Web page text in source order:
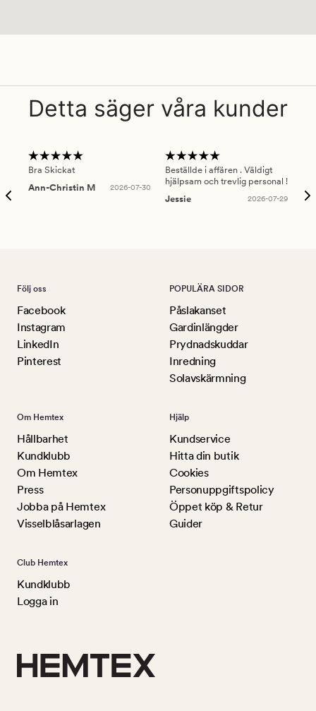
Detta säger våra kunder
Bra Skickat
Ann-Christin M
2026-07-30
Beställde i affären . Väldigt
hjälpsam och trevlig personal !
Jessie
2026-07-29
Följ oss
Facebook
Instagram
LinkedIn
Pinterest
POPULÄRA SIDOR
Påslakanset
Gardinlängder
Prydnadskuddar
Inredning
Solavskärmning
Om Hemtex
Hållbarhet
Kundklubb
Om Hemtex
Press
Jobba på Hemtex
Visselblåsarlagen
Hjälp
Kundservice
Hitta din butik
Cookies
Personuppgiftspolicy
Öppet köp & Retur
Guider
Club Hemtex
Kundklubb
Logga in